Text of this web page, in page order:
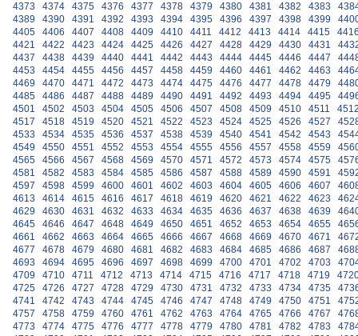
4373
4374 4375 4376 4377 4378 4379 4380 4381 4382 4383
4389
4390 4391 4392 4393 4394 4395 4396 4397 4398 4399
4405
4406 4407 4408 4409 4410 4411 4412 4413 4414 4415
4421
4422 4423 4424 4425 4426 4427 4428 4429 4430 4431
4437
4438 4439 4440 4441 4442 4443 4444 4445 4446 4447
4453
4454 4455 4456 4457 4458 4459 4460 4461 4462 4463
4469
4470 4471 4472 4473 4474 4475 4476 4477 4478 4479
4485
4486 4487 4488 4489 4490 4491 4492 4493 4494 4495
4501
4502 4503 4504 4505 4506 4507 4508 4509 4510 4511
4517
4518 4519 4520 4521 4522 4523 4524 4525 4526 4527
4533
4534 4535 4536 4537 4538 4539 4540 4541 4542 4543
4549
4550 4551 4552 4553 4554 4555 4556 4557 4558 4559
4565
4566 4567 4568 4569 4570 4571 4572 4573 4574 4575
4581
4582 4583 4584 4585 4586 4587 4588 4589 4590 4591
4597
4598 4599 4600 4601 4602 4603 4604 4605 4606 4607
4613
4614 4615 4616 4617 4618 4619 4620 4621 4622 4623
4629
4630 4631 4632 4633 4634 4635 4636 4637 4638 4639
4645
4646 4647 4648 4649 4650 4651 4652 4653 4654 4655
4661
4662 4663 4664 4665 4666 4667 4668 4669 4670 4671
4677
4678 4679 4680 4681 4682 4683 4684 4685 4686 4687
4693
4694 4695 4696 4697 4698 4699 4700 4701 4702 4703
4709
4710 4711 4712 4713 4714 4715 4716 4717 4718 4719
4725
4726 4727 4728 4729 4730 4731 4732 4733 4734 4735
4741
4742 4743 4744 4745 4746 4747 4748 4749 4750 4751
4757
4758 4759 4760 4761 4762 4763 4764 4765 4766 4767
4773
4774 4775 4776 4777 4778 4779 4780 4781 4782 4783